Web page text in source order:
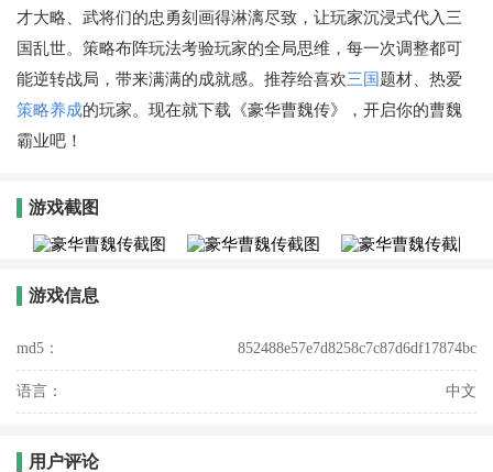
才大略、武将们的忠勇刻画得淋漓尽致，让玩家沉浸式代入三
国乱世。策略布阵玩法考验玩家的全局思维，每一次调整都可
能逆转战局，带来满满的成就感。推荐给喜欢三国题材、热爱
策略养成的玩家。现在就下载《豪华曹魏传》，开启你的曹魏
霸业吧！
游戏截图
游戏信息
md5： 852488e57e7d8258c7c87d6df17874bc
语言： 中文
用户评论